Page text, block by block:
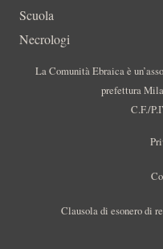
Scuola
Necrologi
La Comunità Ebraica è
prefettura
C.F./
Clausola di esonero di